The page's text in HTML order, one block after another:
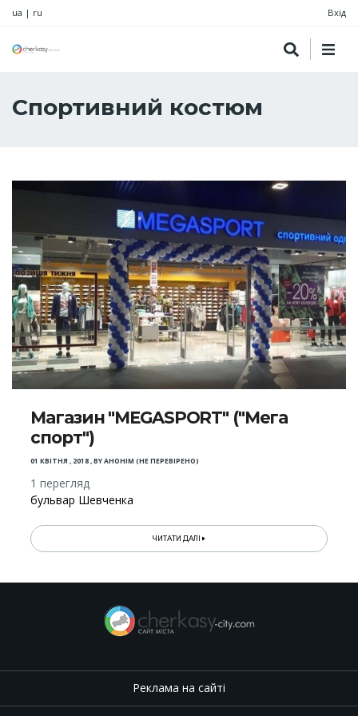
ua | ru Вхід
Спортивний костюм
Магазин "MEGASPORT" ("Мега
спорт")
01 КВІТНЯ , 2018,BYАНОНІМ (НЕ ПЕРЕВІРЕНО)
1 перегляд
бульвар Шевченка
ЧИТАТИ ДАЛІ
Реклама на сайті